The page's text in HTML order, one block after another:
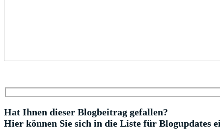
Hat Ihnen dieser Blogbeitrag gefallen?
Hier können Sie sich in die Liste für Blogupdates